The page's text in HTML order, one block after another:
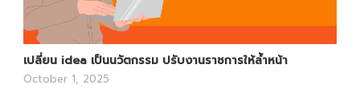
เปลี่ยน idea เป็นนวัตกรรม ปรับงานราชการให้ล้ำหน้า
October 1, 2025